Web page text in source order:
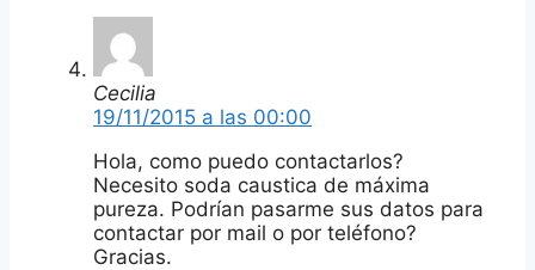
Cecilia
19/11/2015 a las 00:00
Hola, como puedo contactarlos?
Necesito soda caustica de máxima
pureza. Podrían pasarme sus datos para
contactar por mail o por teléfono?
Gracias.